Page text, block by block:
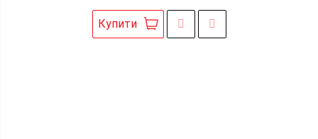
Купити